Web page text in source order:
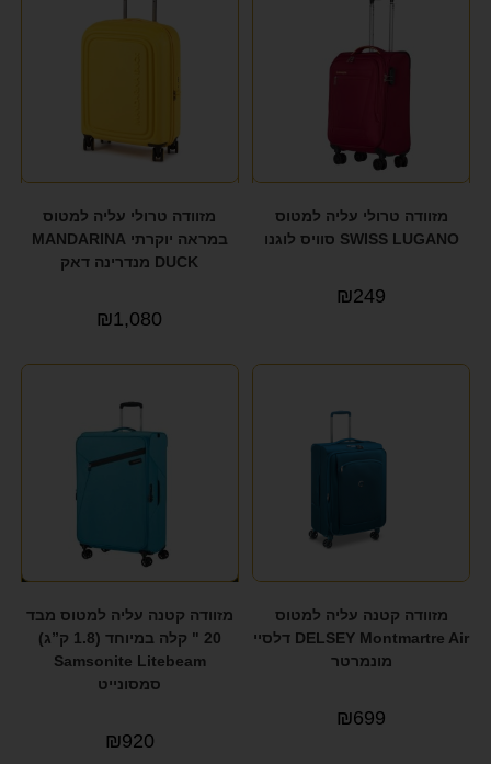
מזוודה טרולי עליה למטוס
SWISS LUGANO סוויס לוגנו
₪249
מזוודה טרולי עליה למטוס
במראה יוקרתי MANDARINA
DUCK מנדרינה דאק
₪1,080
מזוודה קטנה עליה למטוס
DELSEY Montmartre Air דלסיי
מונמרטר
₪699
מזוודה קטנה עליה למטוס מבד
20 " קלה במיוחד (1.8 ק”ג)
Samsonite Litebeam
סמסונייט
₪920